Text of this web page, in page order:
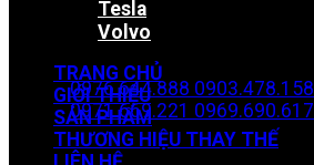
Zalo đặt hàng
0976.644.888 0903.478.158
0971.669.221 0969.690.617
Tesla
Volvo
TRANG CHỦ
GIỚI THIỆU
SẢN PHẨM
THƯƠNG HIỆU THAY THẾ